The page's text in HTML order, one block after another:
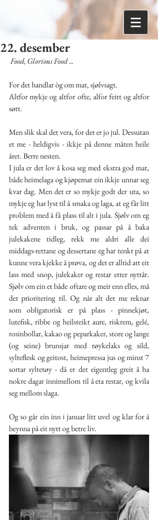
22. desember
Food, Glorious Food ...
For det handlar òg om mat, sjølvsagt.
Altfor mykje og altfor ofte, alfor feitt og altfor
søtt.
Men slik skal det vera, for det er jo jul. Dessutan
et me - heldigvis - ikkje på denne måten heile
året. Berre nesten.
I jula er det lov å kosa seg med ekstra god mat,
både heimelaga og kjøpemat ein ikkje unnar seg
kvar dag. Men det er so mykje godt der uta, so
mykje eg har lyst til å smaka og laga, at eg får litt
problem med å få plass til alt i jula. Sjølv om eg
tek adventen i bruk, og passar på å baka
julekakene tidleg, rekk me aldri alle dei
middags-rettane og dessertane eg har tenkt på at
kunne vera kjekke å prøva, og det er alltid att eit
lass med snop, julekaker og restar etter nyttår.
Sjølv om ein et både oftare og meir enn elles, må
det prioritering til. Og når alt det me reknar
som obligatorisk er på plass - pinnekjøt,
lutefisk, ribbe og heilsteikt aure, riskrem, gelé,
rosinbollar, kakao og peparkaker, store og lange
(og seine) brunsjar med røykelaks og sild,
sylteflesk og geitost, heimepressa jus og minst 7
sortar syltetøy - då er det eigentleg greit å ha
nokre dagar innimellom til å eta restar, og kvila
seg mellom slaga.
Og so går ein inn i januar litt uvel og klar for å
beynna på eit nytt og betre liv.